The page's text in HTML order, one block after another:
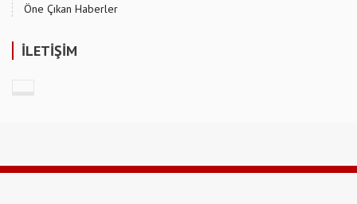
Öne Çıkan Haberler
İLETİŞİM